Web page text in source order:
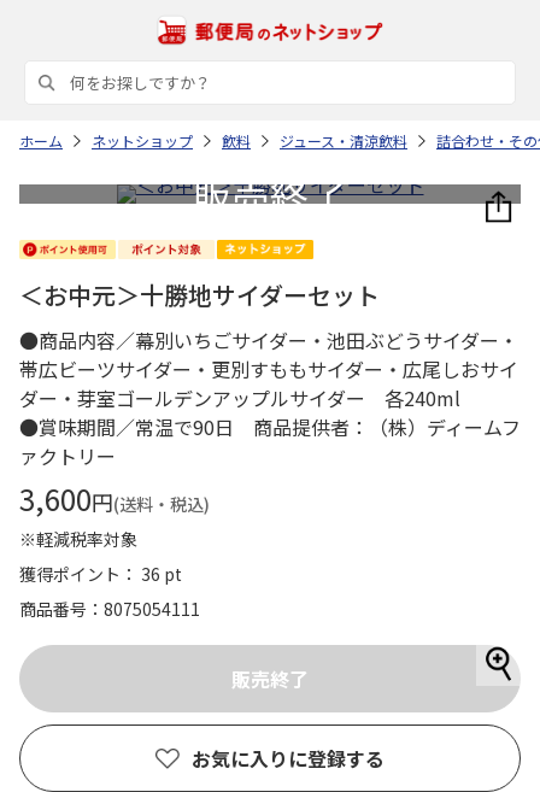
ホーム ネットショップ 飲料 ジュース・清涼飲料 詰合わせ・そ
＜お中元＞十勝地サイダーセット
●商品内容／幕別いちごサイダー・池田ぶどうサイダー・
帯広ビーツサイダー・更別すももサイダー・広尾しおサイ
ダー・芽室ゴールデンアップルサイダー 各240ml
●賞味期間／常温で90日 商品提供者：（株）ディームフ
ァクトリー
3,600円(送料・税込)
※軽減税率対象
獲得ポイント： 36 pt
商品番号
8075054111
お気に入りに登録する